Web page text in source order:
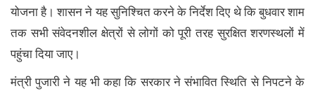
योजना है। शासन ने यह सुनिश्चित करने के निर्देश दिए थे कि बुधवार शाम
तक सभी संवेदनशील क्षेत्रों से लोगों को पूरी तरह सुरक्षित शरणस्थलों में
पहुंचा दिया जाए।
मंत्री पुजारी ने यह भी कहा कि सरकार ने संभावित स्थिति से निपटने के